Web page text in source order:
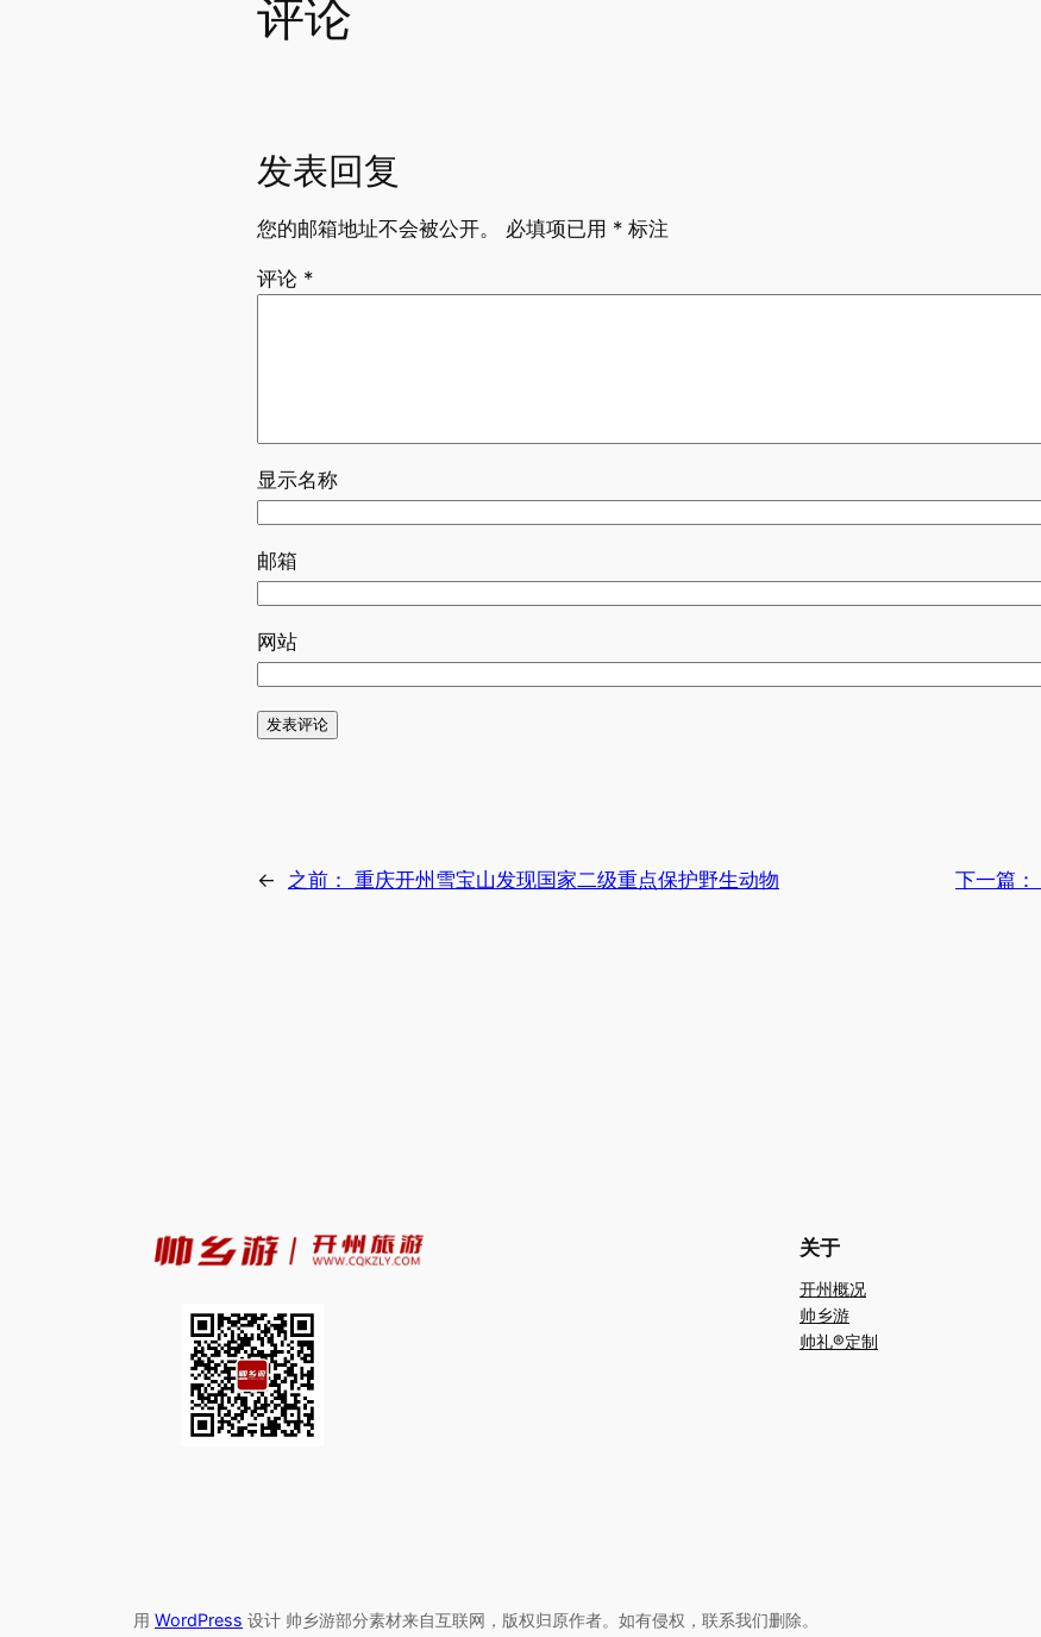
评论
发表回复
您的邮箱地址不会被公开。 必填项已用 * 标注
评论 *
显示名称
邮箱
网站
← 之前： 重庆开州雪宝山发现国家二级重点保护野生动物 下一篇：
关于
开州概况
帅乡游
帅礼®定制
用 WordPress 设计 帅乡游部分素材来自互联网，版权归原作者。如有侵权，联系我们删除。